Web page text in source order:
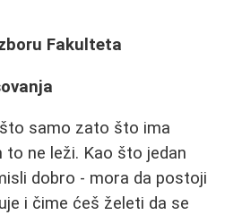
Fakulteta
samo zato što ima
to ne leži. Kao što jedan
dobro - mora da postoji
i čime ćeš želeti da se